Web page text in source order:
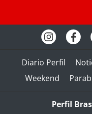
Diario Perfil
Weekend
Perfil